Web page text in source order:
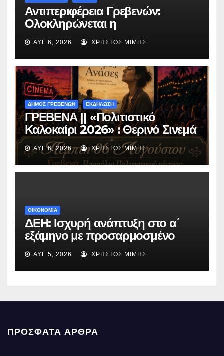
Αντιπεριφέρεια Γρεβενών:
Ολοκληρώνεται η
ασφαλτόστρωση της οδού
Περιβόλι – Αβδέλλα
ΑΥΓ 6, 2026 ΧΡΉΣΤΟΣ ΜΊΜΗΣ
ΔΗΜΟΣ ΓΡΕΒΕΝΩΝ ΕΚΔΗΛΩΣΗ
ΓΡΕΒΕΝΑ || «Πολιτιστικό
Καλοκαίρι 2026» : Θερινό Σινεμά
με την βραβευμένη ταινία
«Μικρές Ανάσες».
ΑΥΓ 6, 2026 ΧΡΉΣΤΟΣ ΜΊΜΗΣ
ΟΙΚΟΝΟΜΙΑ
ΔΕΗ: Ισχυρή ανάπτυξη στο α΄
εξάμηνο με προσαρμοσμένο
EBITDA στα €1,2 δισ.
ΑΥΓ 5, 2026 ΧΡΉΣΤΟΣ ΜΊΜΗΣ
ΠΡΌΣΦΑΤΑ ΆΡΘΡΑ